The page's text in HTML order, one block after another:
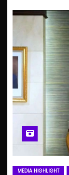
MEDIA HIGHLIGHT